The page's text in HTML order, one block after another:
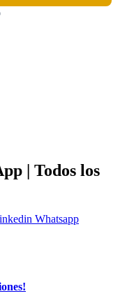
| Todos los
Whatsapp